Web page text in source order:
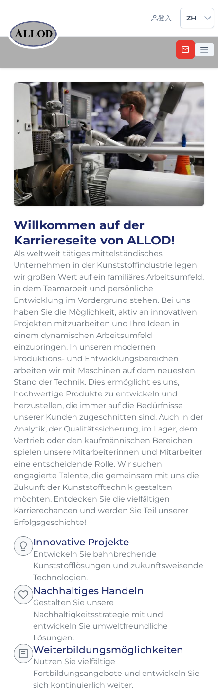
登入
Sprache
ZH
Willkommen auf der
Karriereseite von ALLOD!
Als weltweit tätiges mittelständisches
Unternehmen in der Kunststoffindustrie legen
wir großen Wert auf ein familiäres Arbeitsumfeld,
in dem Teamarbeit und persönliche
Entwicklung im Vordergrund stehen. Bei uns
haben Sie die Möglichkeit, aktiv an innovativen
Projekten mitzuarbeiten und Ihre Ideen in
einem dynamischen Arbeitsumfeld
einzubringen. In unseren modernen
Produktions- und Entwicklungsbereichen
arbeiten wir mit Maschinen auf dem neuesten
Stand der Technik. Dies ermöglicht es uns,
hochwertige Produkte zu entwickeln und
herzustellen, die immer auf die Bedürfnisse
unserer Kunden zugeschnitten sind. Auch in der
Analytik, der Qualitätssicherung, im Lager, dem
Vertrieb oder den kaufmännischen Bereichen
spielen unsere Mitarbeiterinnen und Mitarbeiter
eine entscheidende Rolle. Wir suchen
engagierte Talente, die gemeinsam mit uns die
Zukunft der Kunststofftechnik gestalten
möchten. Entdecken Sie die vielfältigen
Karrierechancen und werden Sie Teil unserer
Erfolgsgeschichte!
Innovative Projekte
Entwickeln Sie bahnbrechende
Kunststofflösungen und zukunftsweisende
Technologien.
Nachhaltiges Handeln
Gestalten Sie unsere
Nachhaltigkeitsstrategie mit und
entwickeln Sie umweltfreundliche
Lösungen.
Weiterbildungsmöglichkeiten
Nutzen Sie vielfältige
Fortbildungsangebote und entwickeln Sie
sich kontinuierlich weiter.